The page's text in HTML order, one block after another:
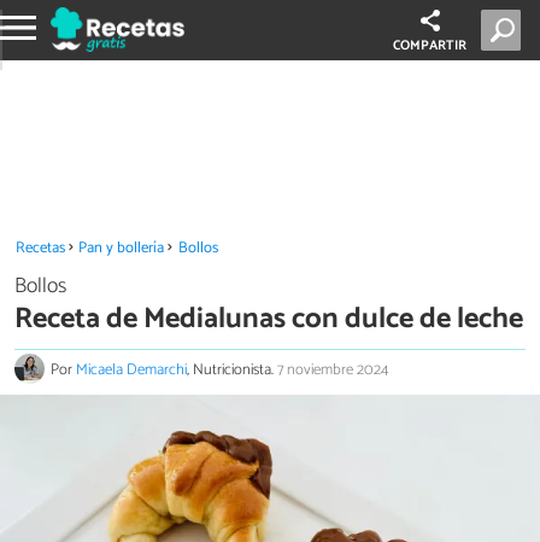
COMPARTIR
Recetas Pan y bollería Bollos
Bollos
Receta de Medialunas con dulce de leche
PorMicaela Demarchi, Nutricionista.7 noviembre 2024